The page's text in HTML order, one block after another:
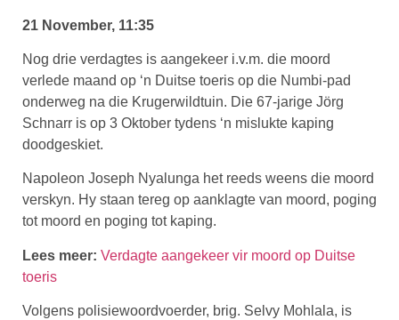
21 November, 11:35
Nog drie verdagtes is aangekeer i.v.m. die moord
verlede maand op ‘n Duitse toeris op die Numbi-pad
onderweg na die Krugerwildtuin. Die 67-jarige Jörg
Schnarr is op 3 Oktober tydens ‘n mislukte kaping
doodgeskiet.
Napoleon Joseph Nyalunga het reeds weens die moord
verskyn. Hy staan tereg op aanklagte van moord, poging
tot moord en poging tot kaping.
Lees meer: Verdagte aangekeer vir moord op Duitse
toeris
Volgens polisiewoordvoerder, brig. Selvy Mohlala, is